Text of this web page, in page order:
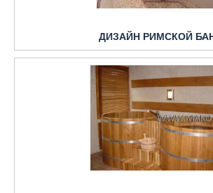
ДИЗАЙН РИМСКОЙ